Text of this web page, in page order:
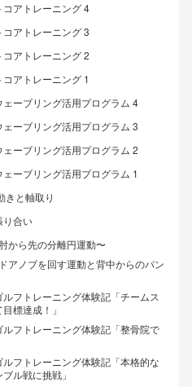
アトレーニング 4
アトレーニング 3
アトレーニング 2
アトレーニング 1
ーブリング活用プログラム 4
ーブリング活用プログラム 3
ーブリング活用プログラム 2
ーブリング活用プログラム 1
きと軸取り
り合い
から先の分離円運動〜
アノブを回す運動と背中からのパン
フトレーニング体験記「チームス
標達成！」
フトレーニング体験記「整骨院で
フトレーニング体験記「本格的な
ル戦に挑戦」